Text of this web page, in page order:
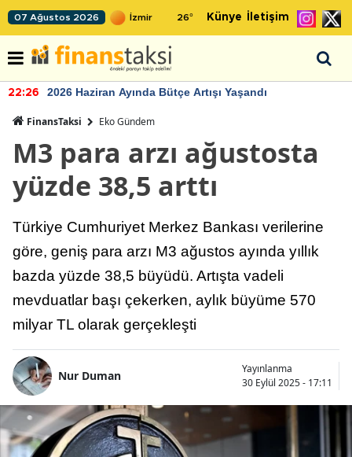
07 Ağustos 2026 26° Künye İletişim
22:26 2026 Haziran Ayında Bütçe Artışı Yaşandı
FinansTaksi Eko Gündem
M3 para arzı ağustosta
yüzde 38,5 arttı
Türkiye Cumhuriyet Merkez Bankası verilerine
göre, geniş para arzı M3 ağustos ayında yıllık
bazda yüzde 38,5 büyüdü. Artışta vadeli
mevduatlar başı çekerken, aylık büyüme 570
milyar TL olarak gerçekleşti
Nur Duman
Yayınlanma
30 Eylül 2025 - 17:11